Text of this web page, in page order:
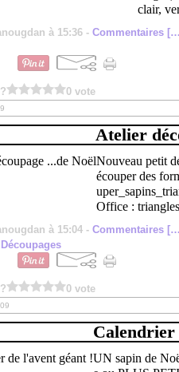
clair,
à 15:36 - Commentaires […
0 vote
Atelier
Nouveau petit
écouper des
Office :
à 15:04 - Commentaires […
Découpages
0 vote
Calendrier
UN sapin de